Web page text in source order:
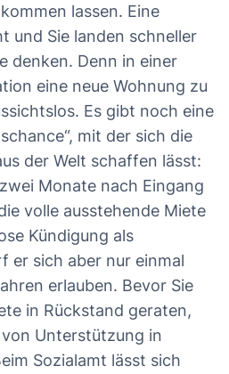
lassen. Eine
und Sie landen schneller
denken. Denn in einer
eine neue Wohnung zu
Es gibt noch eine
mit der sich die
der Welt schaffen lässt:
Monate nach Eingang
volle ausstehende Miete
Kündigung als
er sich aber nur einmal
erlauben. Bevor Sie
in Rückstand geraten,
Unterstützung in
Sozialamt lässt sich